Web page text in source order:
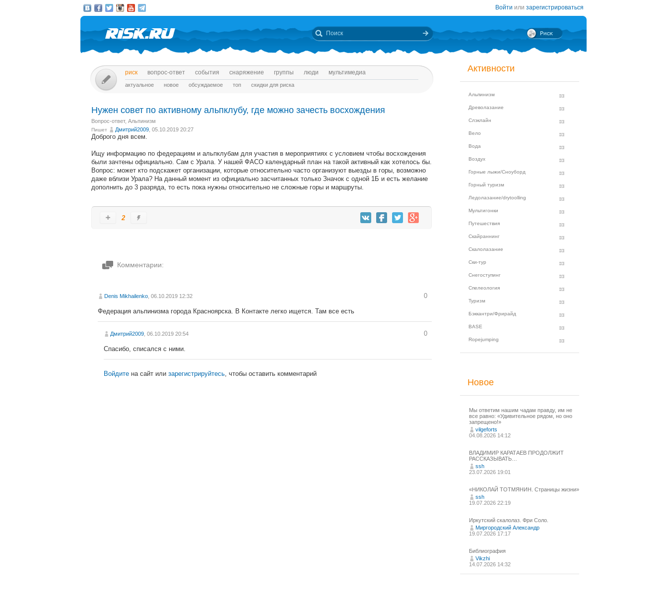
Войти или зарегистрироваться
риск вопрос-ответ события снаряжение группы люди мультимедиа
актуальное новое обсуждаемое топ скидки для риска
Нужен совет по активному альпклубу, где можно зачесть восхождения
Вопрос-ответ, Альпинизм
Пишет Дмитрий2009 , 05.10.2019 20:27
Доброго дня всем.
Ищу информацию по федерациям и альпклубам для участия в мероприятиях с условием чтобы восхождения
были зачтены официально. Сам с Урала. У нашей ФАСО календарный план на такой активный как хотелось бы.
Вопрос: может кто подскажет организации, которые относительно часто организуют выезды в горы, возможно
даже вблизи Урала? На данный момент из официально засчитанных только Значок с одной 1Б и есть желание
дополнить до 3 разряда, то есть пока нужны относительно не сложные горы и маршруты.
2
Комментарии:
Denis Mikhailenko , 06.10.2019 12:32 0
Федерация альпинизма города Красноярска. В Контакте легко ищется. Там все есть
Дмитрий2009 , 06.10.2019 20:54 0
Спасибо, списался с ними.
Войдите на сайт или зарегистрируйтесь, чтобы оставить комментарий
Активности
Альпинизм
Древолазание
Слэклайн
Вело
Вода
Воздух
Горные лыжи/Сноуборд
Горный туризм
Ледолазание/drytoolling
Мультигонки
Путешествия
Скайраннинг
Скалолазание
Ски-тур
Снегоступинг
Спелеология
Туризм
Бэккантри/Фрирайд
BASE
Ropejumping
Новое
Мы ответим нашим чадам правду, им не
все равно: «Удивительное рядом, но оно
запрещено!»
vilgeforts
04.08.2026 14:12
ВЛАДИМИР КАРАТАЕВ ПРОДОЛЖИТ
РАССКАЗЫВАТЬ…
ssh
23.07.2026 19:01
«НИКОЛАЙ ТОТМЯНИН. Страницы жизни»
ssh
19.07.2026 22:19
Иркутский скалолаз. Фри Соло.
Миргородский Александр
19.07.2026 17:17
Библиография
Vikzhi
14.07.2026 14:32